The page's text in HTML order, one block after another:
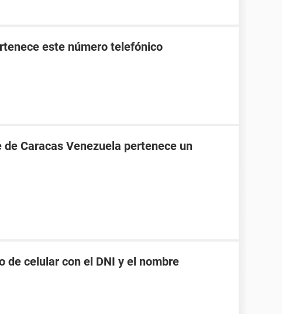
este número telefónico
Caracas Venezuela pertenece un
de celular con el DNI y el nombre